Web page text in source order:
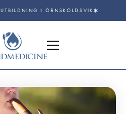
UTBILDNING I ÖRNSKÖLDSVIK